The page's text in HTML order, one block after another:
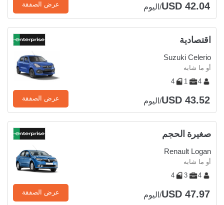
USD 42.04/اليوم عرض الصفقة
اقتصادية
Suzuki Celerio
أو ما شابه
4
1
4
USD 43.52/اليوم عرض الصفقة
صغيرة الحجم
Renault Logan
أو ما شابه
4
3
4
USD 47.97/اليوم عرض الصفقة